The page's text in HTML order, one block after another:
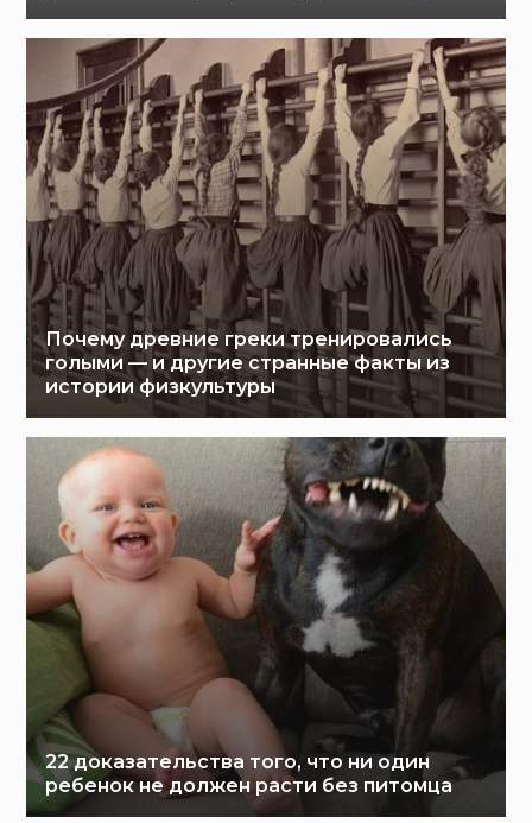
Почему древние греки тренировались
голыми — и другие странные факты из
истории физкультуры
22 доказательства того, что ни один
ребенок не должен расти без питомца